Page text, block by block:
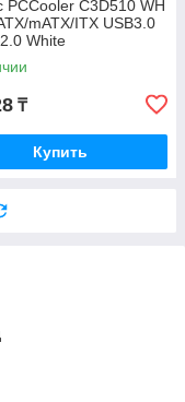
PCCooler C3D510 WH
mATX/ITX USB3.0
White
₸
Купить